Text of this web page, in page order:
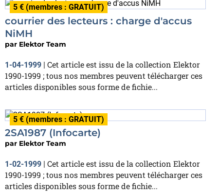
5 € (membres : GRATUIT)
courrier des lecteurs : charge d'accus
NiMH
par Elektor Team
1-04-1999 | Cet article est issu de la collection Elektor
1990-1999 ; tous nos membres peuvent télécharger ces
articles disponibles sous forme de fichie...
5 € (membres : GRATUIT)
2SA1987 (Infocarte)
par Elektor Team
1-02-1999
Cet article est issu de la collection Elektor
1990-1999 ; tous nos membres peuvent télécharger ces
articles disponibles sous forme de fichie...